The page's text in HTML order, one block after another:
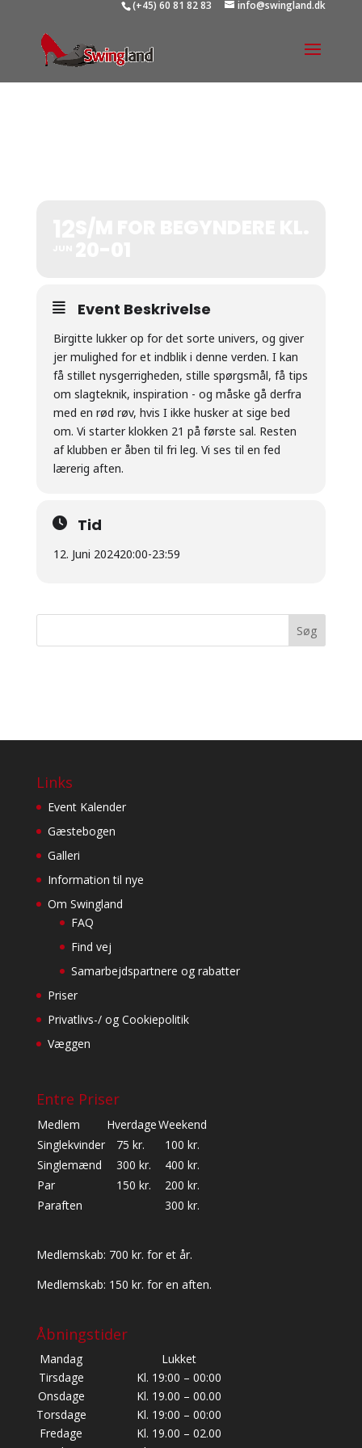
(+45) 60 81 82 83 info@swingland.dk
Event Beskrivelse
Birgitte lukker op for det sorte univers, og giver
jer mulighed for et indblik i denne verden. I kan
få stillet nysgerrigheden, stille spørgsmål, få tips
om slagteknik, inspiration - og måske gå derfra
med en rød røv, hvis I ikke husker at sige bed
om. Vi starter klokken 21 på første sal. Resten
af klubben er åben til fri leg. Vi ses til en fed
lærerig aften.
Tid
12. Juni 202420:00-23:59
Links
Event Kalender
Gæstebogen
Galleri
Information til nye
Om Swingland
FAQ
Find vej
Samarbejdspartnere og rabatter
Priser
Privatlivs-/ og Cookiepolitik
Væggen
Entre Priser
Medlem HverdageWeekend
Singlekvinder
75 kr.
100 kr.
Singlemænd
300 kr.
400 kr.
Par
150 kr.
200 kr.
Paraften
300 kr.
Medlemskab: 700 kr. for et år.
Medlemskab: 150 kr. for en aften.
Åbningstider
Mandag
Lukket
Tirsdage
Kl. 19:00 – 00:00
Onsdage
Kl. 19.00 – 00.00
Torsdage
Kl. 19:00 – 00:00
Fredage
Kl. 19.00 – 02.00